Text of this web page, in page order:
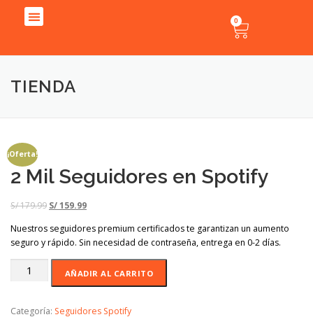
0
TIENDA
¡Oferta!
2 Mil Seguidores en Spotify
S/179.99 S/159.99
Nuestros seguidores premium certificados te garantizan un aumento
seguro y rápido. Sin necesidad de contraseña, entrega en 0-2 días.
AÑADIR AL CARRITO
Categoría: Seguidores Spotify